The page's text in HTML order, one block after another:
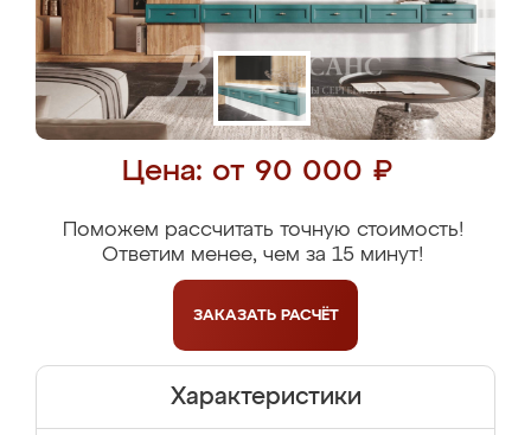
Цена: от 90 000 ₽
Поможем рассчитать точную стоимость!
Ответим менее, чем за 15 минут!
ЗАКАЗАТЬ РАСЧЁТ
Характеристики